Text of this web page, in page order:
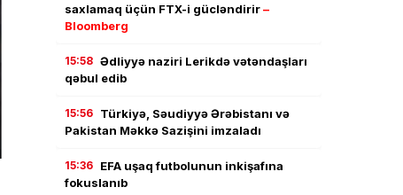
saxlamaq üçün FTX-i gücləndirir–
Bloomberg
15:58 Ədliyyə naziri Lerikdə vətəndaşları
qəbul edib
15:56 Türkiyə, Səudiyyə Ərəbistanı və
Pakistan Məkkə Sazişini imzaladı
15:36 EFA uşaq futbolunun inkişafına
fokuslanıb